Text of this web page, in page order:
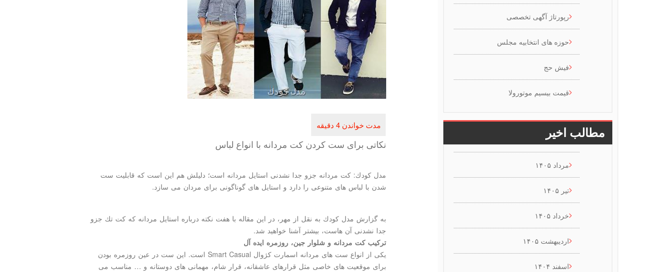
نكاتی برای ست كردن كت مردانه با انواع لباس
مدل كودك: كت مردانه جزو جدا نشدنی استایل مردانه است؛ دلیلش هم این است كه قابلیت ست
شدن با لباس های متنوعی را دارد و استایل های گوناگونی برای مردان می سازد.
به گزارش مدل كودك به نقل از مهر، در این مقاله با هفت نكته درباره استایل مردانه كه كت تك جزو
جدا نشدنی آن هاست، بیشتر آشنا خواهید شد.
تركیب كت مردانه و شلوار جین، روزمره ایده آل
یكی از انواع ست های مردانه اسمارت كژوال Smart Casual است. این ست در عین روزمره بودن
برای موقعیت های خاصی مثل قرارهای عاشقانه، قرار شام، مهمانی های دوستانه و … مناسب می
رپورتاژ آگهی تخصصی
حوزه های انتخابیه مجلس
فیش حج
قیمت بیسیم موتورولا
مطالب اخیر
مرداد ۱۴۰۵
تیر ۱۴۰۵
خرداد ۱۴۰۵
اردیبهشت ۱۴۰۵
اسفند ۱۴۰۴